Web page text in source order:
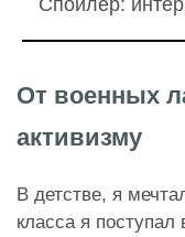
От военных
активизму
В детстве, я
класса я поступал